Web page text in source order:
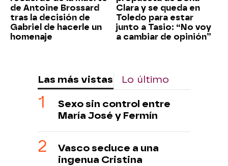
de Antoine Brossard
tras la decisión de
Gabriel de hacerle un
homenaje
Clara y se queda en
Toledo para estar
junto a Tasio: “No voy
a cambiar de opinión”
Las más vistas Lo último
Sexo sin control entre
María José y Fermín
Vasco seduce a una
ingenua Cristina